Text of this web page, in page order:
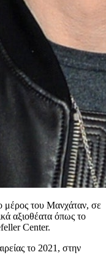
μέρος του Μανχάταν, σε
αξιοθέατα όπως το
Center.
το 2021, στην